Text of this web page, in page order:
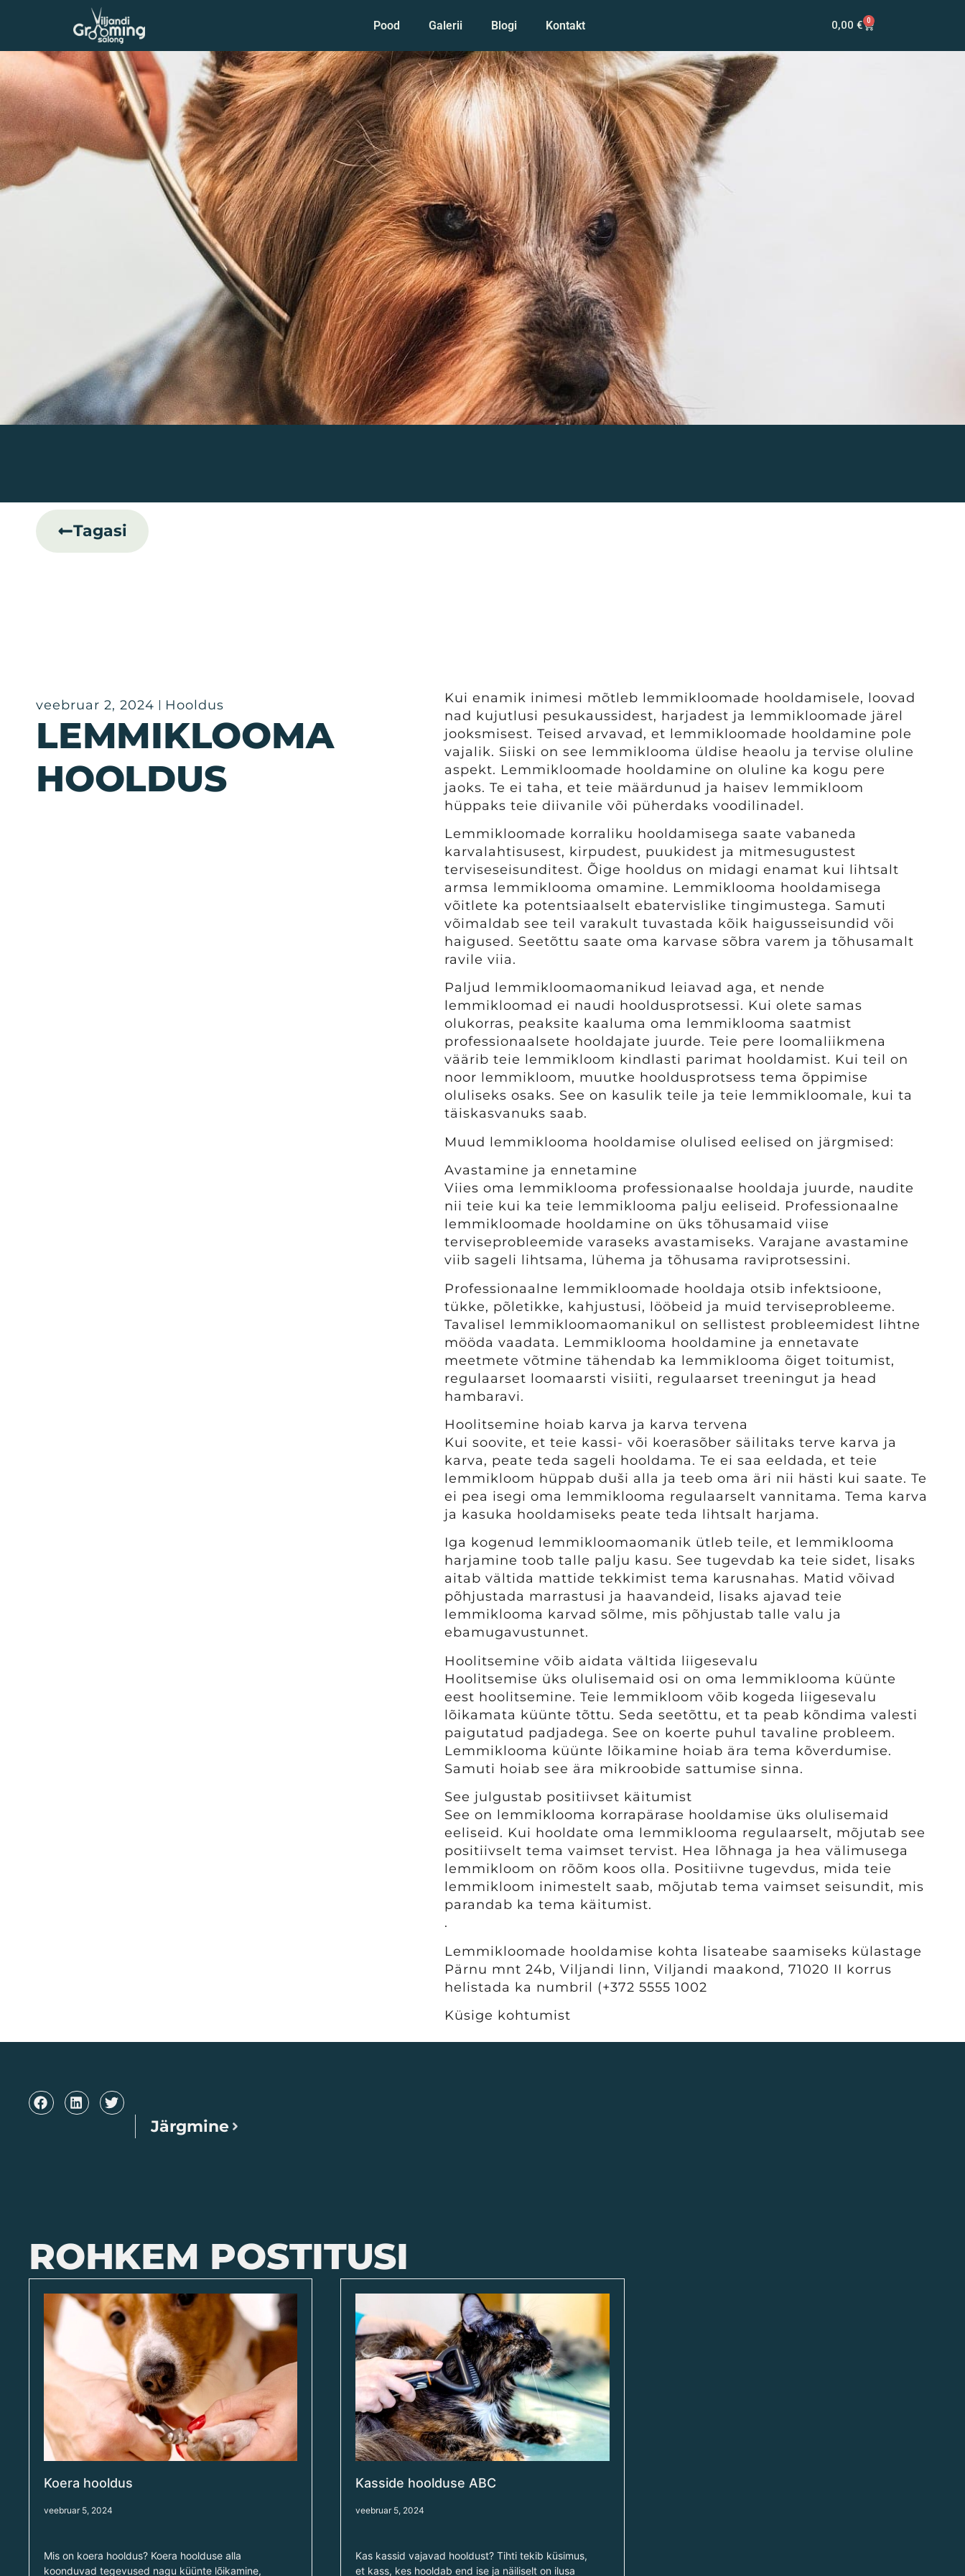
Pood Galerii Blogi Kontakt 0,00 € 0
Tagasi
veebruar 2, 2024 Hooldus
LEMMIKLOOMA
HOOLDUS
Kui enamik inimesi mõtleb lemmikloomade hooldamisele, loovad
nad kujutlusi pesukaussidest, harjadest ja lemmikloomade järel
jooksmisest. Teised arvavad, et lemmikloomade hooldamine pole
vajalik. Siiski on see lemmiklooma üldise heaolu ja tervise oluline
aspekt. Lemmikloomade hooldamine on oluline ka kogu pere
jaoks. Te ei taha, et teie määrdunud ja haisev lemmikloom
hüppaks teie diivanile või püherdaks voodilinadel.
Lemmikloomade korraliku hooldamisega saate vabaneda
karvalahtisusest, kirpudest, puukidest ja mitmesugustest
terviseseisunditest. Õige hooldus on midagi enamat kui lihtsalt
armsa lemmiklooma omamine. Lemmiklooma hooldamisega
võitlete ka potentsiaalselt ebatervislike tingimustega. Samuti
võimaldab see teil varakult tuvastada kõik haigusseisundid või
haigused. Seetõttu saate oma karvase sõbra varem ja tõhusamalt
ravile viia.
Paljud lemmikloomaomanikud leiavad aga, et nende
lemmikloomad ei naudi hooldusprotsessi. Kui olete samas
olukorras, peaksite kaaluma oma lemmiklooma saatmist
professionaalsete hooldajate juurde. Teie pere loomaliikmena
väärib teie lemmikloom kindlasti parimat hooldamist. Kui teil on
noor lemmikloom, muutke hooldusprotsess tema õppimise
oluliseks osaks. See on kasulik teile ja teie lemmikloomale, kui ta
täiskasvanuks saab.
Muud lemmiklooma hooldamise olulised eelised on järgmised:
Avastamine ja ennetamine
Viies oma lemmiklooma professionaalse hooldaja juurde, naudite
nii teie kui ka teie lemmiklooma palju eeliseid. Professionaalne
lemmikloomade hooldamine on üks tõhusamaid viise
terviseprobleemide varaseks avastamiseks. Varajane avastamine
viib sageli lihtsama, lühema ja tõhusama raviprotsessini.
Professionaalne lemmikloomade hooldaja otsib infektsioone,
tükke, põletikke, kahjustusi, lööbeid ja muid terviseprobleeme.
Tavalisel lemmikloomaomanikul on sellistest probleemidest lihtne
mööda vaadata. Lemmiklooma hooldamine ja ennetavate
meetmete võtmine tähendab ka lemmiklooma õiget toitumist,
regulaarset loomaarsti visiiti, regulaarset treeningut ja head
hambaravi.
Hoolitsemine hoiab karva ja karva tervena
Kui soovite, et teie kassi- või koerasõber säilitaks terve karva ja
karva, peate teda sageli hooldama. Te ei saa eeldada, et teie
lemmikloom hüppab duši alla ja teeb oma äri nii hästi kui saate. Te
ei pea isegi oma lemmiklooma regulaarselt vannitama. Tema karva
ja kasuka hooldamiseks peate teda lihtsalt harjama.
Iga kogenud lemmikloomaomanik ütleb teile, et lemmiklooma
harjamine toob talle palju kasu. See tugevdab ka teie sidet, lisaks
aitab vältida mattide tekkimist tema karusnahas. Matid võivad
põhjustada marrastusi ja haavandeid, lisaks ajavad teie
lemmiklooma karvad sõlme, mis põhjustab talle valu ja
ebamugavustunnet.
Hoolitsemine võib aidata vältida liigesevalu
Hoolitsemise üks olulisemaid osi on oma lemmiklooma küünte
eest hoolitsemine. Teie lemmikloom võib kogeda liigesevalu
lõikamata küünte tõttu. Seda seetõttu, et ta peab kõndima valesti
paigutatud padjadega. See on koerte puhul tavaline probleem.
Lemmiklooma küünte lõikamine hoiab ära tema kõverdumise.
Samuti hoiab see ära mikroobide sattumise sinna.
See julgustab positiivset käitumist
See on lemmiklooma korrapärase hooldamise üks olulisemaid
eeliseid. Kui hooldate oma lemmiklooma regulaarselt, mõjutab see
positiivselt tema vaimset tervist. Hea lõhnaga ja hea välimusega
lemmikloom on rõõm koos olla. Positiivne tugevdus, mida teie
lemmikloom inimestelt saab, mõjutab tema vaimset seisundit, mis
parandab ka tema käitumist.
.
Lemmikloomade hooldamise kohta lisateabe saamiseks külastage
Pärnu mnt 24b, Viljandi linn, Viljandi maakond, 71020 II korrus
helistada ka numbril (+372 5555 1002
Küsige kohtumist
Järgmine
ROHKEM POSTITUSI
Koera hooldus
veebruar 5, 2024
Mis on koera hooldus? Koera hoolduse alla
koonduvad tegevused nagu küünte lõikamine,
Kasside hoolduse ABC
veebruar 5, 2024
Kas kassid vajavad hooldust? Tihti tekib küsimus,
et kass, kes hooldab end ise ja näiliselt on ilusa